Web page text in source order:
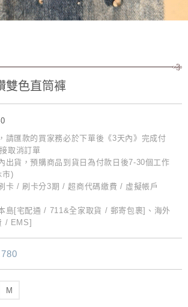
雙色直筒褲
請匯款的買家務必於下單後《3天內》完成付
取消訂單
出貨，預購商品到貨日為付款日後7-30個工作
市)
卡 / 刷卡分3期 / 超商代碼繳費 / 虛擬帳戶
島[宅配通 / 711&全家取貨 / 郵寄包裹]、海外
/ EMS]
M